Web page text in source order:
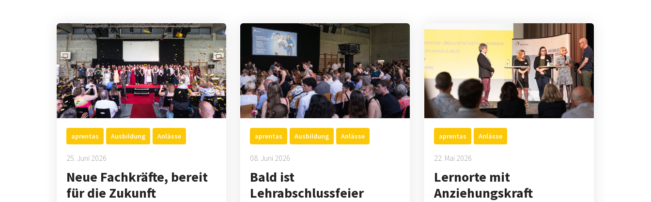
aprentas Ausbildung Anlässe
25. Juni 2026
Neue Fachkräfte, bereit
für die Zukunft
aprentas Ausbildung Anlässe
08. Juni 2026
Bald ist
Lehrabschlussfeier
aprentas Anlässe
22. Mai 2026
Lernorte mit
Anziehungskraft